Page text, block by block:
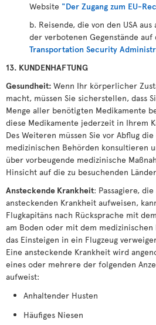
Website "Der Zugang zum EU-
b. Reisende, die von den USA
der verbotenen Gegenstände auf
Transportation Security
13. KUNDENHAFTUNG
Gesundheit: Wenn Ihr körperlicher
macht, müssen Sie sicherstellen, dass
Menge aller benötigten Medikamente
diese Medikamente jederzeit in Ihrem
Des Weiteren müssen Sie vor Abflug
medizinischen Behörden konsultieren
über vorbeugende medizinische
Hinsicht auf die zu besuchenden
Ansteckende Krankheit: Passagiere,
ansteckenden Krankheit aufweisen,
Flugkapitäns nach Rücksprache mit
am Boden oder mit dem
das Einsteigen in ein Flugzeug
Eine ansteckende Krankheit wird
eines oder mehrere der folgenden
aufweist:
Anhaltender Husten
Häufiges Niesen